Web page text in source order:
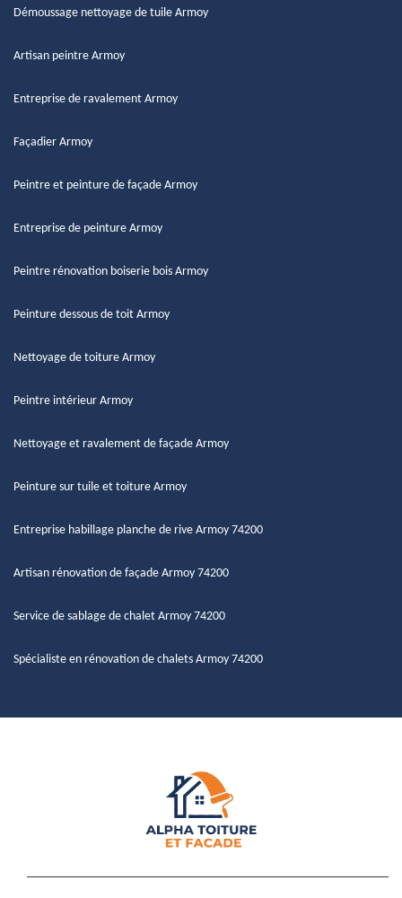
Démoussage nettoyage de tuile Armoy
Artisan peintre Armoy
Entreprise de ravalement Armoy
Façadier Armoy
Peintre et peinture de façade Armoy
Entreprise de peinture Armoy
Peintre rénovation boiserie bois Armoy
Peinture dessous de toit Armoy
Nettoyage de toiture Armoy
Peintre intérieur Armoy
Nettoyage et ravalement de façade Armoy
Peinture sur tuile et toiture Armoy
Entreprise habillage planche de rive Armoy 74200
Artisan rénovation de façade Armoy 74200
Service de sablage de chalet Armoy 74200
Spécialiste en rénovation de chalets Armoy 74200